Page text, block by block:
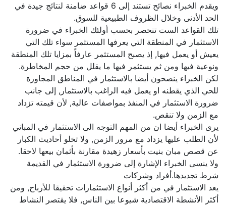
ويقدم الخبراء نصائح تستند إلى 6 قواعد ضامنة لنتائج جيدة في
الحد الأدنى وخلال الظروف الطبيعية للسوق.
تلك القواعد الست تنحصر بحسب أولئك الخبراء في ضرورة
الاستثمار في المنطقة التي يعرفها المستثمر سواء تلك التي
يعيش أو يعمل فيها, إذ يصبح المستثمر عارفاً بمزايا تلك المنطقة
ونوعية فيها ومن ثم يستثمر فيها ما يقلل من حجم المخاطرة.
لكن الخبراء ينصحون أيضا بالاستثمار في المناطق المجاورة
للحي الذي يقطنه او يعمل فيه الراغب بالاستثمار, إلى جانب
ضرورة الاستثمار في المنفذ بمواصفات عالية, لأن قيمته تزداد
مع الزمن ولا تنقص.
يرى الخبراء أيضا ان من المهم التوجه الى الاستثمار في المباني
لأن الطلب عليها يزداد مع مرور الزمن, ولا تخلو أحاديث الكبار
عن قصص مبان بنيت بأسعار زهيدة مقارنة بأثمان بيعها لاحقا.
ولا ينسى الخبراء الإشارة إلى ضرورة الاستثمار في القديمة
شرط تجديدها.أفراد وشركات
يعد الاستثمار في من أكثر أنواع الاستثمارات تحقيقا للأرباح, ومن
أكثر الأنشطة الاقتصادية شيوعا بين الناس, فلا يقتصر النشاط